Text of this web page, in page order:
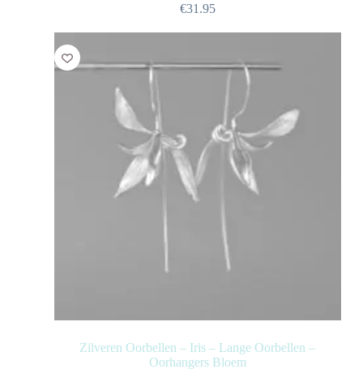
€31.95
Zilveren Oorbellen – Iris – Lange Oorbellen –
Oorhangers Bloem